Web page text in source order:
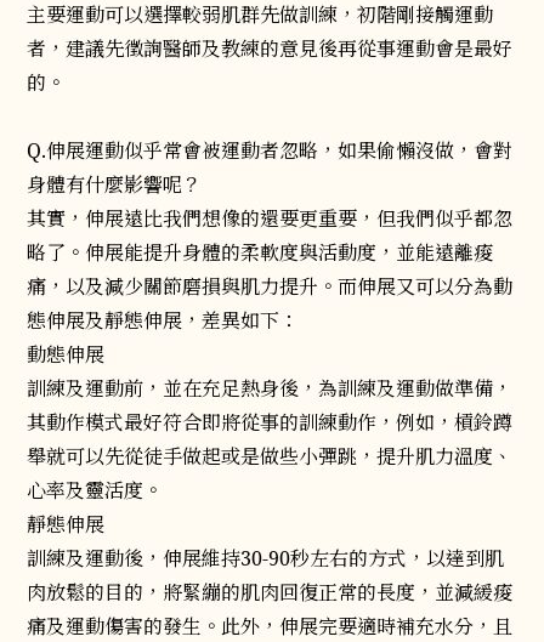
主要運動可以選擇較弱肌群先做訓練，初階剛接觸運動
者，建議先徵詢醫師及教練的意見後再從事運動會是最好
的。
Q.伸展運動似乎常會被運動者忽略，如果偷懶沒做，會對
身體有什麼影響呢？
其實，伸展遠比我們想像的還要更重要，但我們似乎都忽
略了。伸展能提升身體的柔軟度與活動度，並能遠離痠
痛，以及減少關節磨損與肌力提升。而伸展又可以分為動
態伸展及靜態伸展，差異如下：
動態伸展
訓練及運動前，並在充足熱身後，為訓練及運動做準備，
其動作模式最好符合即將從事的訓練動作，例如，槓鈴蹲
舉就可以先從徒手做起或是做些小彈跳，提升肌力溫度、
心率及靈活度。
靜態伸展
訓練及運動後，伸展維持30-90秒左右的方式，以達到肌
肉放鬆的目的，將緊繃的肌肉回復正常的長度，並減緩痠
痛及運動傷害的發生。此外，伸展完要適時補充水分，且